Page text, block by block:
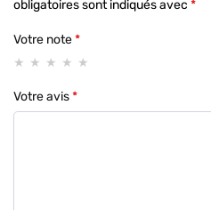
obligatoires sont indiqués avec *
Votre note*
Votre avis*